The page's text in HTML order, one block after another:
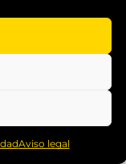
Aviso legalMore